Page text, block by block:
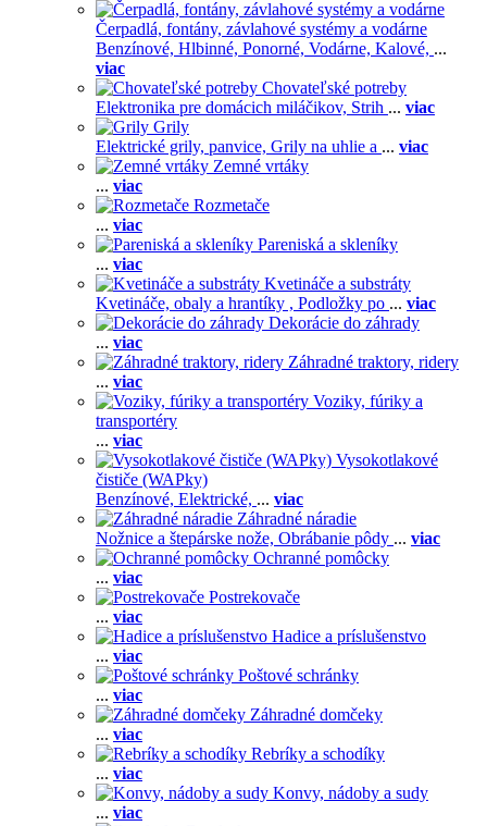
Čerpadlá, fontány, závlahové systémy a vodárne
Benzínové, Hlbinné, Ponorné, Vodárne, Kalové, ...
viac
Chovateľské potreby
Elektronika pre domácich miláčikov, Strih ... viac
Grily
Elektrické grily, panvice, Grily na uhlie a ... viac
Zemné vrtáky
... viac
Rozmetače
... viac
Pareniská a skleníky
... viac
Kvetináče a substráty
Kvetináče, obaly a hrantíky , Podložky po ... viac
Dekorácie do záhrady
... viac
Záhradné traktory, ridery
... viac
Voziky, fúriky a
transportéry
... viac
Vysokotlakové
čističe (WAPky)
Benzínové, Elektrické, ... viac
Záhradné náradie
Nožnice a štepárske nože, Obrábanie pôdy ... viac
Ochranné pomôcky
... viac
Postrekovače
... viac
Hadice a príslušenstvo
... viac
Poštové schránky
... viac
Záhradné domčeky
... viac
Rebríky a schodíky
... viac
Konvy, nádoby a sudy
... viac